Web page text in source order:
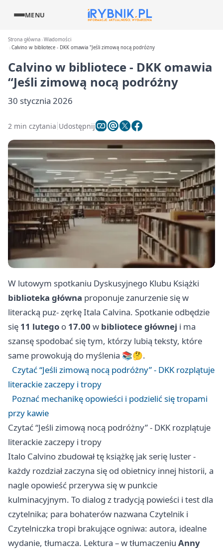
MENU
Strona główna Wiadomości
Calvino w bibliotece - DKK omawia "Jeśli zimową nocą podróżny
Calvino w bibliotece - DKK omawia
“Jeśli zimową nocą podróżny
30 stycznia 2026
2 min czytania Udostępnij
W lutowym spotkaniu Dyskusyjnego Klubu Książki
biblioteka główna proponuje zanurzenie się w
literacką puz- zęrkę Itala Calvina. Spotkanie odbędzie
się 11 lutego o 17.00 w bibliotece głównej i ma
szansę spodobać się tym, którzy lubią teksty, które
same prowokują do myślenia 📚🤔.
Czytać “Jeśli zimową nocą podróżny” - DKK rozplątuje
literackie zaczepy i tropy
Poznać mechanikę opowieści i podzielić się tropami
przy kawie
Czytać “Jeśli zimową nocą podróżny” - DKK rozplątuje
literackie zaczepy i tropy
Italo Calvino zbudował tę książkę jak serię luster -
każdy rozdział zaczyna się od obietnicy innej historii, a
nagle opowieść przerywa się w punkcie
kulminacyjnym. To dialog z tradycją powieści i test dla
czytelnika; para bohaterów nazwana Czytelnik i
Czytelniczka tropi brakujące ogniwa: autora, idealne
wydanie, tłumacza. Lektura – w tłumaczeniu Anny